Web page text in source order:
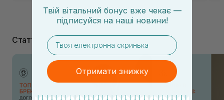
Статті
Твій вітальний бонус вже чекає —
підписуйся на наші новини!
email
Отримати знижку